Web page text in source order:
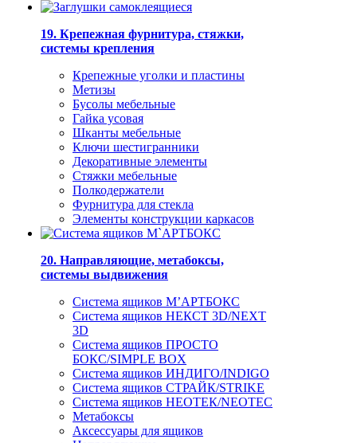
19. Крепежная фурнитура, стяжки,
системы крепления
Крепежные уголки и пластины
Метизы
Бусолы мебельные
Гайка усовая
Шканты мебельные
Ключи шестигранники
Декоративные элементы
Стяжки мебельные
Полкодержатели
Фурнитура для стекла
Элементы конструкции каркасов
20. Направляющие, метабоксы,
системы выдвижения
Система ящиков М’АРТБОКС
Система ящиков НЕКСТ 3D/NEXT
3D
Система ящиков ПРОСТО
БОКС/SIMPLE BOX
Система ящиков ИНДИГО/INDIGO
Система ящиков СТРАЙК/STRIKE
Система ящиков НЕОТЕК/NEOTEC
Метабоксы
Аксессуары для ящиков